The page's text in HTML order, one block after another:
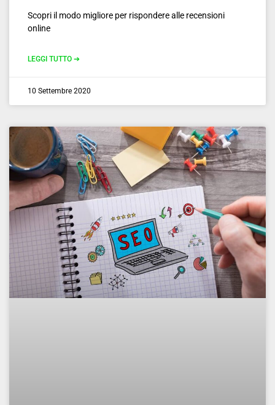
Scopri il modo migliore per rispondere alle recensioni
online
LEGGI TUTTO ➔
10 Settembre 2020